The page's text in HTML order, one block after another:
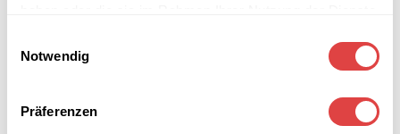
Notwendig
Präferenzen